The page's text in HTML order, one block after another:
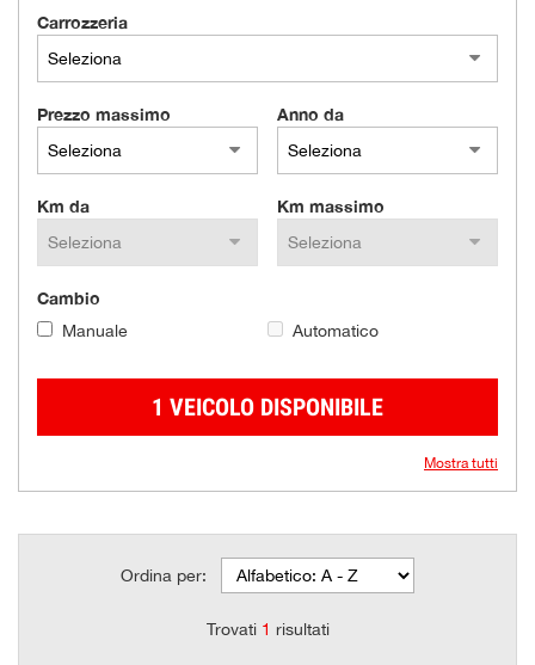
Carrozzeria
Prezzo massimo Anno da
Km da Km massimo
Cambio
Manuale Automatico
1 VEICOLO DISPONIBILE
Mostra tutti
Ordina per:
Trovati 1 risultati